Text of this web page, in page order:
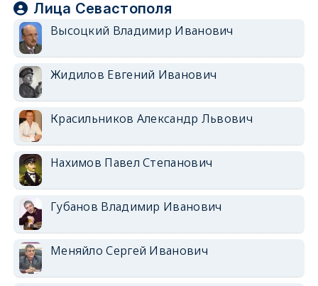
Лица Севастополя
Высоцкий Владимир Иванович
Жидилов Евгений Иванович
Красильников Александр Львович
Нахимов Павел Степанович
Губанов Владимир Иванович
Меняйло Сергей Иванович